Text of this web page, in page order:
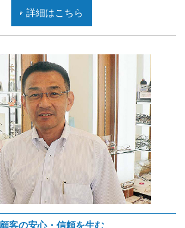
詳細はこちら
顧客の安心・信頼を生む